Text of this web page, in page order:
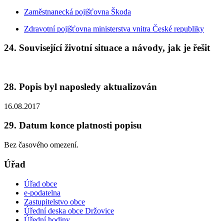
Zaměstnanecká pojišťovna Škoda
Zdravotní pojišťovna ministerstva vnitra České republiky
24. Související životní situace a návody, jak je řešit
28. Popis byl naposledy aktualizován
16.08.2017
29. Datum konce platnosti popisu
Bez časového omezení.
Úřad
Úřad obce
e-podatelna
Zastupitelstvo obce
Úřední deska obce Držovice